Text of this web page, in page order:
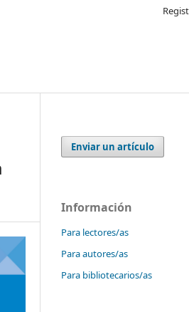
Enviar un artículo
Información
Para lectores/as
Para autores/as
Para bibliotecarios/as